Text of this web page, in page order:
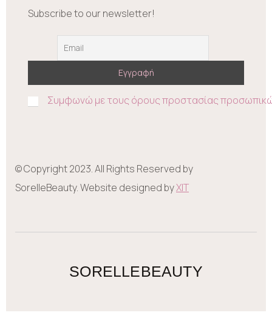
Subscribe to our newsletter!
Συμφωνώ με τους όρους προστασίας
© Copyright 2023. All Rights Reserved by
SorelleBeauty. Website designed byXIT
SORELLEBEAUTY